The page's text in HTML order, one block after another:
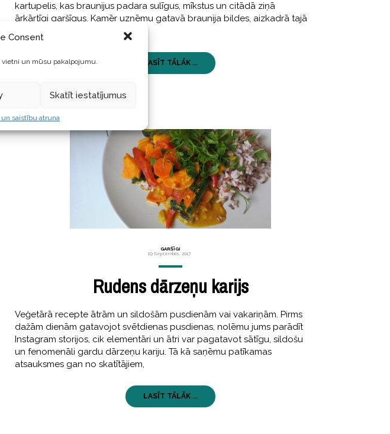
Consent
un mūsu pakalpojumu.
Skatīt iestatījumus
saistību atruna
kartupelis, kas braunijus padara sulīgus, mīkstus un citādā ziņā
ārkārtīgi garšīgus. Kamēr uzņēmu gatavā braunija bildes, aizkadrā tajā
laikā nenoturējos un notiesāju
LASĪT TĀLĀK ...
GARŠĪGI
19 Septembris, 2017
Rudens dārzeņu karijs
Veģetārā recepte ātrām un sildošām pusdienām vai vakariņām. Pirms
dažām dienām gatavojot svētdienas pusdienas, nolēmu jums parādīt
Instagram storijos, cik elementāri un ātri var pagatavot sātīgu, sildošu
un fenomenāli gardu dārzeņu kariju. Tā kā saņēmu patīkamas
atsauksmes gan no skatītājiem,
LASĪT TĀLĀK ...